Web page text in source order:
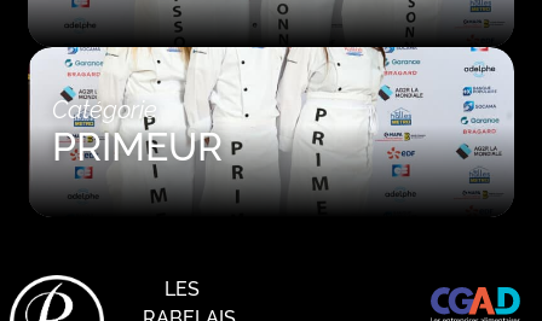
Catégorie
PRIMEUR
LES